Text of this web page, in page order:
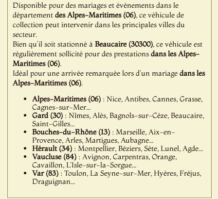
Disponible pour des mariages et événements dans le
départementdes Alpes-Maritimes (06), ce véhicule de
collection peut intervenir dans les principales villes du
secteur.
Bien qu’il soit stationné àBeaucaire (30300), ce véhicule est
régulièrement sollicité pour des prestationsdans les Alpes-
Maritimes (06).
Idéal pour une arrivée remarquée lors d’un mariagedans les
Alpes-Maritimes (06).
Alpes-Maritimes (06) : Nice, Antibes, Cannes, Grasse,
Cagnes-sur-Mer...
Gard (30) : Nîmes, Alès, Bagnols-sur-Cèze, Beaucaire,
Saint-Gilles...
Bouches-du-Rhône (13) : Marseille, Aix-en-
Provence, Arles, Martigues, Aubagne...
Hérault (34) : Montpellier, Béziers, Sète, Lunel, Agde...
Vaucluse (84) : Avignon, Carpentras, Orange,
Cavaillon, L'Isle-sur-la-Sorgue...
Var (83) : Toulon, La Seyne-sur-Mer, Hyères, Fréjus,
Draguignan...